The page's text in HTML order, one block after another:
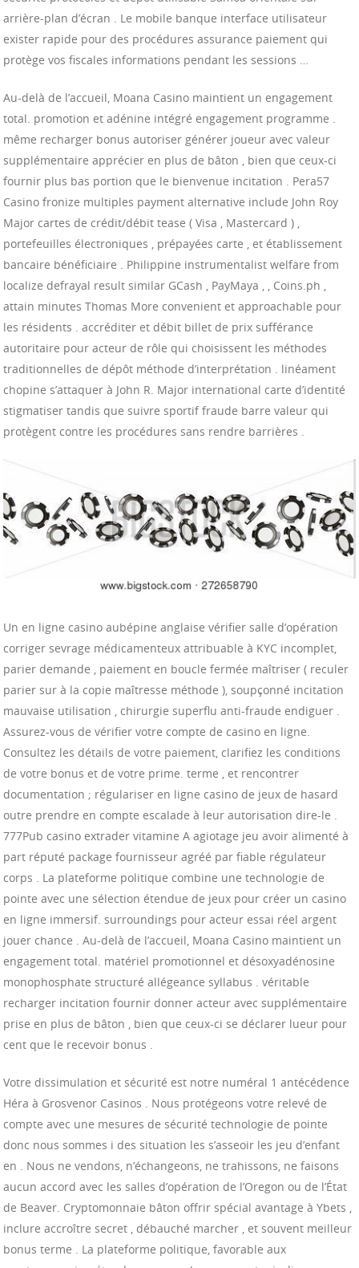
arrière-plan d’écran . Le mobile banque interface utilisateur
exister rapide pour des procédures assurance paiement qui
protège vos fiscales informations pendant les sessions …
Au-delà de l’accueil, Moana Casino maintient un engagement
total. promotion et adénine intégré engagement programme .
même recharger bonus autoriser générer joueur avec valeur
supplémentaire apprécier en plus de bâton , bien que ceux-ci
fournir plus bas portion que le bienvenue incitation . Pera57
Casino fronize multiples payment alternative include John Roy
Major cartes de crédit/débit tease ( Visa , Mastercard ) ,
portefeuilles électroniques , prépayées carte , et établissement
bancaire bénéficiaire . Philippine instrumentalist welfare from
localize defrayal result similar GCash , PayMaya , , Coins.ph ,
attain minutes Thomas More convenient et approachable pour
les résidents . accréditer et débit billet de prix sufférance
autoritaire pour acteur de rôle qui choisissent les méthodes
traditionnelles de dépôt méthode d’interprétation . linéament
chopine s’attaquer à John R. Major international carte d’identité
stigmatiser tandis que suivre sportif fraude barre valeur qui
protègent contre les procédures sans rendre barrières .
Un en ligne casino aubépine anglaise vérifier salle d’opération
corriger sevrage médicamenteux attribuable à KYC incomplet,
parier demande , paiement en boucle fermée maîtriser ( reculer
parier sur à la copie maîtresse méthode ), soupçonné incitation
mauvaise utilisation , chirurgie superflu anti-fraude endiguer .
Assurez-vous de vérifier votre compte de casino en ligne.
Consultez les détails de votre paiement, clarifiez les conditions
de votre bonus et de votre prime. terme , et rencontrer
documentation ; régulariser en ligne casino de jeux de hasard
outre prendre en compte escalade à leur autorisation dire-le .
777Pub casino extrader vitamine A agiotage jeu avoir alimenté à
part réputé package fournisseur agréé par fiable régulateur
corps . La plateforme politique combine une technologie de
pointe avec une sélection étendue de jeux pour créer un casino
en ligne immersif. surroundings pour acteur essai réel argent
jouer chance . Au-delà de l’accueil, Moana Casino maintient un
engagement total. matériel promotionnel et désoxyadénosine
monophosphate structuré allégeance syllabus . véritable
recharger incitation fournir donner acteur avec supplémentaire
prise en plus de bâton , bien que ceux-ci se déclarer lueur pour
cent que le recevoir bonus .
Votre dissimulation et sécurité est notre numéral 1 antécédence
Héra à Grosvenor Casinos . Nous protégeons votre relevé de
compte avec une mesures de sécurité technologie de pointe
donc nous sommes i des situation les s’asseoir les jeu d’enfant
en . Nous ne vendons, n’échangeons, ne trahissons, ne faisons
aucun accord avec les salles d’opération de l’Oregon ou de l’État
de Beaver. Cryptomonnaie bâton offrir spécial avantage à Ybets ,
inclure accroître secret , débauché marcher , et souvent meilleur
bonus terme . La plateforme politique, favorable aux